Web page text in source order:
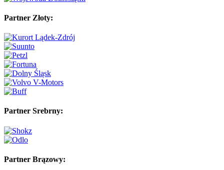
Partner Złoty:
Partner Srebrny:
Partner Brązowy: